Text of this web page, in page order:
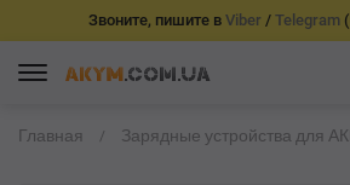
Звоните, пишите в Viber / Telegram
Главная Зарядные устройства для